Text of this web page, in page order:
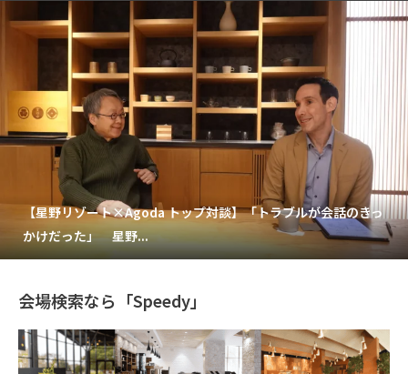
【星野リゾート×Agoda トップ対談】「トラブルが会話のきっ
かけだった」 星野...
会場検索なら「Speedy」